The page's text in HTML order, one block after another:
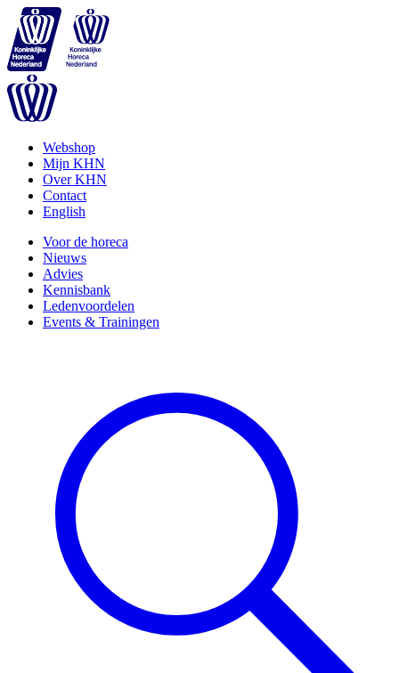
Webshop
Mijn KHN
Over KHN
Contact
English
Voor de horeca
Nieuws
Advies
Kennisbank
Ledenvoordelen
Events & Trainingen